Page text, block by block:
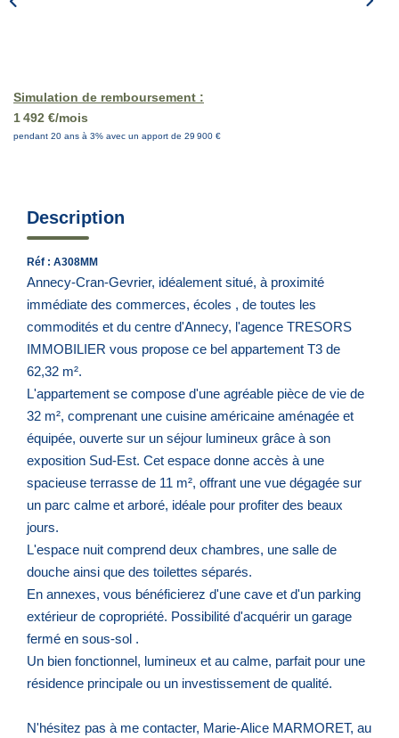
Simulation de remboursement :
1 492 €/mois
pendant 20 ans à 3% avec un apport de 29 900 €
Description
Réf : A308MM
Annecy-Cran-Gevrier, idéalement situé, à proximité
immédiate des commerces, écoles , de toutes les
commodités et du centre d'Annecy, l'agence TRESORS
IMMOBILIER vous propose ce bel appartement T3 de
62,32 m².
L'appartement se compose d'une agréable pièce de vie de
32 m², comprenant une cuisine américaine aménagée et
équipée, ouverte sur un séjour lumineux grâce à son
exposition Sud-Est. Cet espace donne accès à une
spacieuse terrasse de 11 m², offrant une vue dégagée sur
un parc calme et arboré, idéale pour profiter des beaux
jours.
L'espace nuit comprend deux chambres, une salle de
douche ainsi que des toilettes séparés.
En annexes, vous bénéficierez d'une cave et d'un parking
extérieur de copropriété. Possibilité d'acquérir un garage
fermé en sous-sol .
Un bien fonctionnel, lumineux et au calme, parfait pour une
résidence principale ou un investissement de qualité.
N'hésitez pas à me contacter, Marie-Alice MARMORET, au